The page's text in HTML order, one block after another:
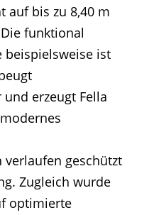
auf bis zu 8,40 m
funktional
beispielsweise ist
erzeugt Fella
geschützt
Zugleich wurde
optimierte